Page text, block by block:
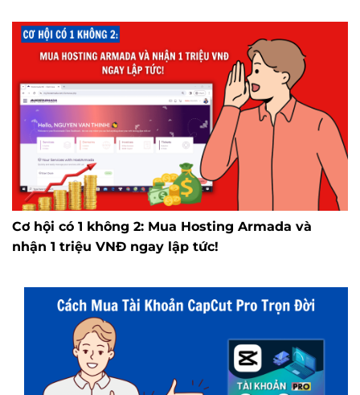
Cơ hội có 1 không 2: Mua Hosting Armada và
nhận 1 triệu VNĐ ngay lập tức!